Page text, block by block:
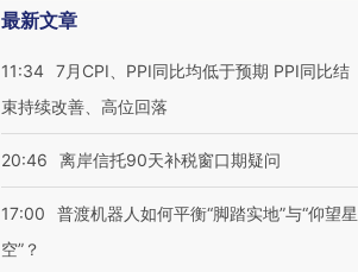
最新文章
11:34 7月CPI、PPI同比均低于预期 PPI同比结
束持续改善、高位回落
20:46 离岸信托90天补税窗口期疑问
17:00
普渡机器人如何平衡“脚踏实地”与“仰望星
空”？